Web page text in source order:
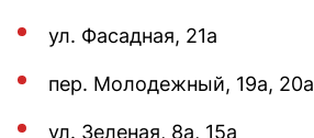
ул. Фасадная, 21а
пер. Молодежный, 19а, 20а
ул. Зеленая, 8а, 15а